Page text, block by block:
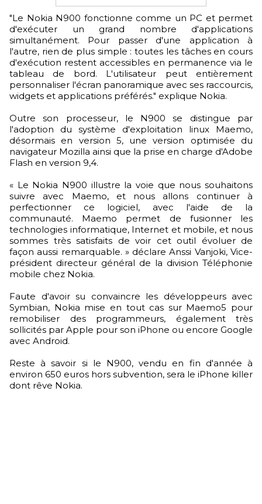
"Le Nokia N900 fonctionne comme un PC et permet
d'exécuter un grand nombre d'applications
simultanément. Pour passer d'une application à
l'autre, rien de plus simple : toutes les tâches en cours
d'exécution restent accessibles en permanence via le
tableau de bord. L'utilisateur peut entièrement
personnaliser l'écran panoramique avec ses raccourcis,
widgets et applications préférés." explique Nokia.
Outre son processeur, le N900 se distingue par
l'adoption du système d'exploitation linux Maemo,
désormais en version 5, une version optimisée du
navigateur Mozilla ainsi que la prise en charge d'Adobe
Flash en version 9,4.
« Le Nokia N900 illustre la voie que nous souhaitons
suivre avec Maemo, et nous allons continuer à
perfectionner ce logiciel, avec l'aide de la
communauté. Maemo permet de fusionner les
technologies informatique, Internet et mobile, et nous
sommes très satisfaits de voir cet outil évoluer de
façon aussi remarquable. » déclare Anssi Vanjoki, Vice-
président directeur général de la division Téléphonie
mobile chez Nokia.
Faute d'avoir su convaincre les développeurs avec
Symbian, Nokia mise en tout cas sur Maemo5 pour
remobiliser des programmeurs, également très
sollicités par Apple pour son iPhone ou encore Google
avec Android.
Reste à savoir si le N900, vendu en fin d'année à
environ 650 euros hors subvention, sera le iPhone killer
dont rêve Nokia.